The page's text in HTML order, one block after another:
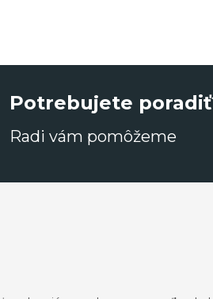
Potrebujete
Radi vám pomôžeme